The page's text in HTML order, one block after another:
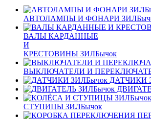
АВТОЛАМПЫ И ФОНАРИ
ВАЛЫ КАРДАННЫЕ
И
КРЕСТОВИНЫ ЗИЛБычок
ВЫКЛЮЧАТЕЛИ И
ДАТЧИКИ
СТУПИЦЫ ЗИЛБычок